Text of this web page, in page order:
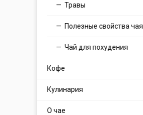
Травы
Полезные свойства чая
Чай для похудения
Кофе
Кулинария
О чае